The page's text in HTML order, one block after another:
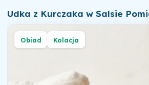
Udka z Kurczaka w Salsie
Obiad Kolacja